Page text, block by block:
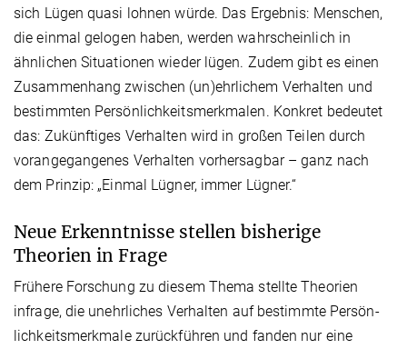
sich Lügen quasi lohnen würde. Das Ergebnis: Menschen,
die einmal gelogen haben, werden wahrscheinlich in
ähnlichen Situationen wieder lügen. Zudem gibt es einen
Zusammenhang zwischen (un)ehrlichem Verhalten und
bestimmten Persön­lich­keits­merkmalen. Konkret bedeutet
das: Zukünftiges Verhalten wird in großen Teilen durch
vorangegangenes Verhalten vorhersagbar – ganz nach
dem Prinzip: „Einmal Lügner, immer Lügner.“
Neue Erkenntnisse stellen bisherige
Theorien in Frage
Frühere Forschung zu diesem Thema stellte Theorien
infrage, die unehrliches Verhalten auf bestimmte Persön­
lich­keits­merkmale zurückführen und fanden nur eine